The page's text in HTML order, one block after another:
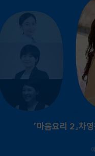
『마음요리 2』차